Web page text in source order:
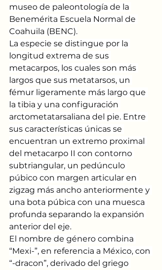
museo de paleontología de la
Benemérita Escuela Normal de
Coahuila (BENC).
La especie se distingue por la
longitud extrema de sus
metacarpos, los cuales son más
largos que sus metatarsos, un
fémur ligeramente más largo que
la tibia y una configuración
arctometatarsaliana del pie. Entre
sus características únicas se
encuentran un extremo proximal
del metacarpo II con contorno
subtriangular, un pedúnculo
púbico con margen articular en
zigzag más ancho anteriormente y
una bota púbica con una muesca
profunda separando la expansión
anterior del eje.
El nombre de género combina
“Mexi-”, en referencia a México, con
“-dracon”, derivado del griego